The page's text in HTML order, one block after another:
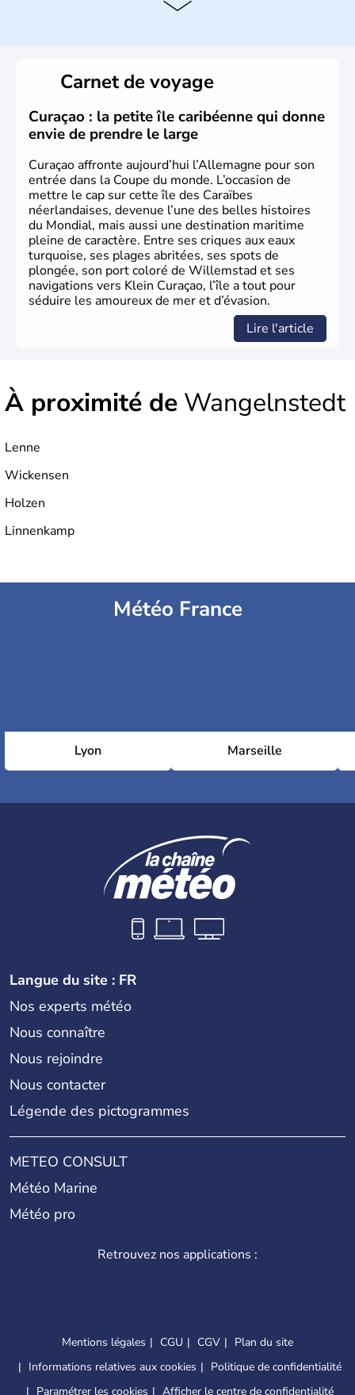
lesquelles bénéficient d'une grande autonomie. Le pays
peut se targuer de grands noms qu'il a vu naître dans tous
les domaines, des arts à la politique en passant par la
philosophie. Hertz, Gutenberg, Heidegger, Thomas Mann,
Herman Hesse ou bien Hegel en font partie.
Carnet de voyage
Curaçao : la petite île caribéenne qui donne
envie de prendre le large
Curaçao affronte aujourd’hui l’Allemagne pour son
entrée dans la Coupe du monde. L’occasion de
mettre le cap sur cette île des Caraïbes
néerlandaises, devenue l’une des belles histoires
du Mondial, mais aussi une destination maritime
pleine de caractère. Entre ses criques aux eaux
turquoise, ses plages abritées, ses spots de
plongée, son port coloré de Willemstad et ses
navigations vers Klein Curaçao, l’île a tout pour
séduire les amoureux de mer et d’évasion.
Lire l'article
À proximité de Wangelnstedt
Lenne
Wickensen
Holzen
Linnenkamp
Météo France
Lyon Marseille
Langue du site : FR
Nos experts météo
Nous connaître
Nous rejoindre
Nous contacter
Légende des pictogrammes
METEO CONSULT
Météo Marine
Météo pro
Retrouvez nos applications :
Mentions légales CGU CGV
Plan du site
Informations relatives aux cookies
Politique de confidentialité
Paramétrer les cookies
Afficher le centre de confidentialité